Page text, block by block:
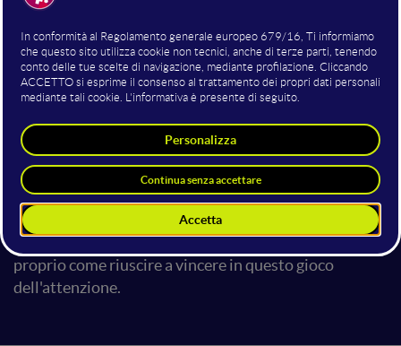
le persone guardino i tuoi
contenuti
Ogni giorno vengono pubblicati milioni di contenuti,
perchè una persona dovrebbe guardare proprio il tuo?
Oggi le piattaforme sono diventate un grande gioco
dell'attenzione, per poterla ottenere si possono
utilizzare moltissime tecniche. Dai 3 Hook nei video,
passando per i temi che vengono trattati, fino allo stile
da utilizzare. Inoltre l'attenzione ogni giorno si sposta
e cambia. Quindi in questo speech andrò a spiegare
proprio come riuscire a vincere in questo gioco
dell'attenzione.